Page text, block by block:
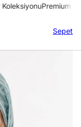
Premium
Sepet